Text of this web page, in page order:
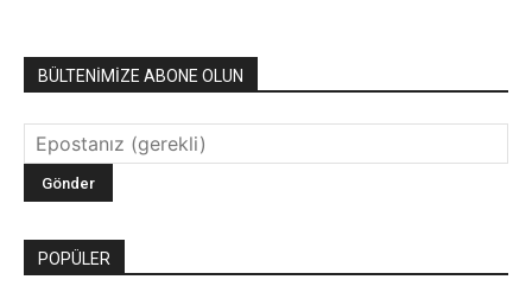
BÜLTENİMİZE ABONE OLUN
POPÜLER